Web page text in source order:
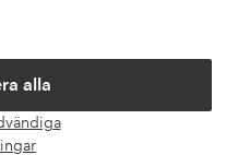
alla
Pinterest
Youtube